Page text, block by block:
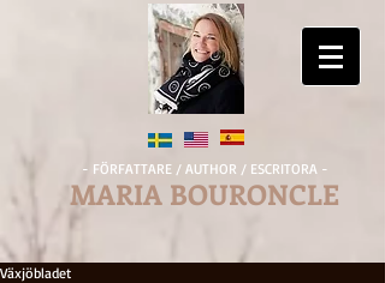
- FÖRFATTARE / AUTHOR / ESCRITORA -
MARIA BOURONCLE
Växjöbladet